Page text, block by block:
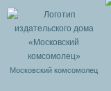
Московский комсомолец